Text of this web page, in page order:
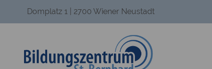
Domplatz 1 | 2700 Wiener Neustadt